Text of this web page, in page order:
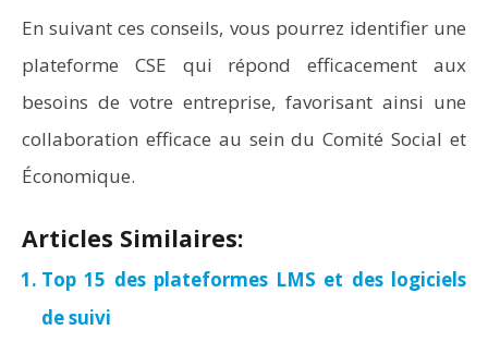
En suivant ces conseils, vous pourrez identifier une
plateforme CSE qui répond efficacement aux
besoins de votre entreprise, favorisant ainsi une
collaboration efficace au sein du Comité Social et
Économique.
Articles Similaires:
Top 15 des plateformes LMS et des logiciels
de suivi